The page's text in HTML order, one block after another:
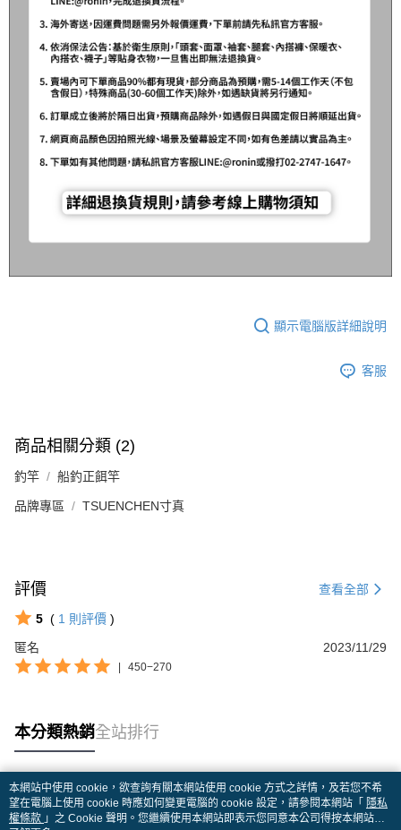
顯示電腦版詳細說明
客服
商品相關分類 (2)
釣竿 船釣正餌竿
品牌專區 TSUENCHEN寸真
評價 查看全部
5 ( 1 則評價 )
匿名
2023/11/29
450−270
本分類熱銷全站排行
熱門標籤
本網站中使用 cookie，欲查詢有關本網站使用 cookie 方式之詳情，及若您不希
望在電腦上使用 cookie 時應如何變更電腦的 cookie 設定，請參閱本網站「 隱私
權條款 」之 Cookie 聲明。您繼續使用本網站即表示您同意本公司得按本網站使